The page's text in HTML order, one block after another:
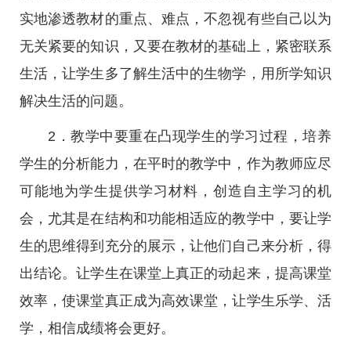
实地渗透教材的重点、难点，不忽视有些自己以为
无关紧要的知识，又要在教材的基础上，紧密联系
生活，让学生多了解生活中的生物学，用所学知识
解决生活的问题。
2．教学中要重在凸现学生的学习过程，培养
学生的分析能力，在平时的教学中，作为教师应尽
可能地为学生提供学习材料，创造自主学习的机
会，尤其是在结构和功能相适应的教学中，要让学
生的思维得到充分的展示，让他们自己来分析，得
出结论。让学生在课堂上真正的动起来，提高课堂
效率，使课堂真正成为高效课堂，让学生乐学、活
学，相信成绩将会更好。